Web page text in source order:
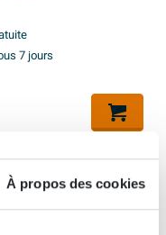
À propos des cookies
7 jours